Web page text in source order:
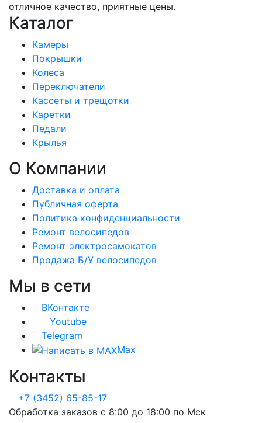
отличное качество, приятные цены.
Каталог
Камеры
Покрышки
Колеса
Переключатели
Кассеты и трещотки
Каретки
Педали
Крылья
О Компании
Доставка и оплата
Публичная оферта
Политика конфиденциальности
Ремонт велосипедов
Ремонт электросамокатов
Продажа Б/У велосипедов
Мы в сети
ВКонтакте
Youtube
Telegram
Max
Контакты
+7 (3452) 65-85-17
Обработка заказов с 8:00 до 18:00 по Мск